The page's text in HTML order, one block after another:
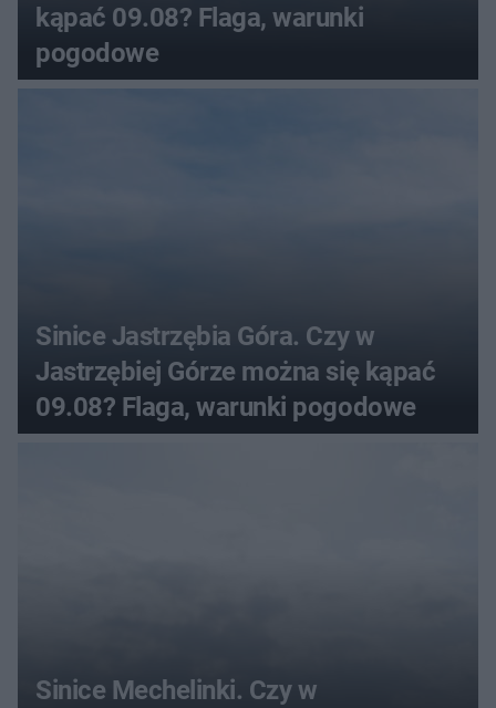
kąpać 09.08? Flaga, warunki
pogodowe
Sinice Jastrzębia Góra. Czy w
Jastrzębiej Górze można się kąpać
09.08? Flaga, warunki pogodowe
Sinice Mechelinki. Czy w